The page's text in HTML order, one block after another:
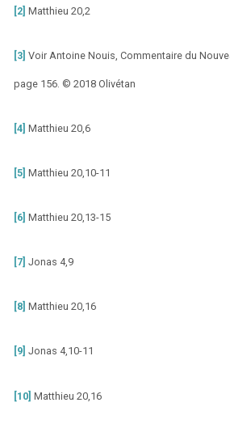
[2] Matthieu 20,2
[3] Voir Antoine Nouis, Commentaire du
page 156. © 2018 Olivétan
[4] Matthieu 20,6
[5] Matthieu 20,10-11
[6] Matthieu 20,13-15
[7] Jonas 4,9
[8] Matthieu 20,16
[9] Jonas 4,10-11
[10] Matthieu 20,16